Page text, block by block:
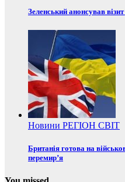
Зеленський анонсував
Новини РЕГІОН СВІТ
Британія готова на
перемир’я